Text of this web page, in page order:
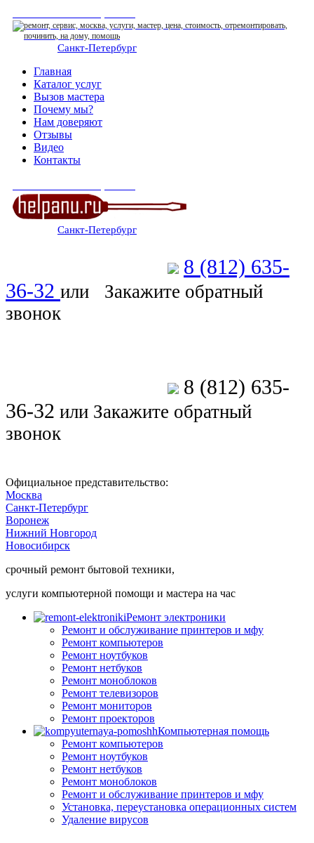
Санкт-Петербург
Главная
Каталог услуг
Вызов мастера
Почему мы?
Нам доверяют
Отзывы
Видео
Контакты
Санкт-Петербург
8 (812) 635-
36-32 или
Закажите обратный
звонок
8 (812) 635-
36-32 или Закажите обратный
звонок
Официальное представительство:
Москва
Санкт-Петербург
Воронеж
Нижний Новгород
Новосибирск
срочный ремонт бытовой техники,
услуги компьютерной помощи и мастера на час
Ремонт электроники
Ремонт и обслуживание принтеров и мфу
Ремонт компьютеров
Ремонт ноутбуков
Ремонт нетбуков
Ремонт моноблоков
Ремонт телевизоров
Ремонт мониторов
Ремонт проекторов
Компьютерная помощь
Ремонт компьютеров
Ремонт ноутбуков
Ремонт нетбуков
Ремонт моноблоков
Ремонт и обслуживание принтеров и мфу
Установка, переустановка операционных систем
Удаление вирусов